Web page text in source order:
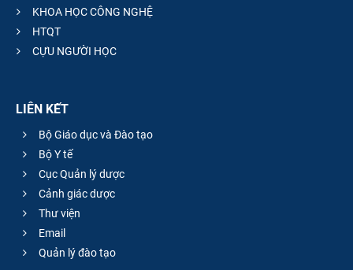
KHOA HỌC CÔNG NGHỆ
HTQT
CỰU NGƯỜI HỌC
LIÊN KẾT
Bộ Giáo dục và Đào tạo
Bộ Y tế
Cục Quản lý dược
Cảnh giác dược
Thư viện
Email
Quản lý đào tạo